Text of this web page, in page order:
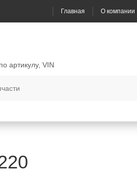
Главная О компании
артикулу, VIN